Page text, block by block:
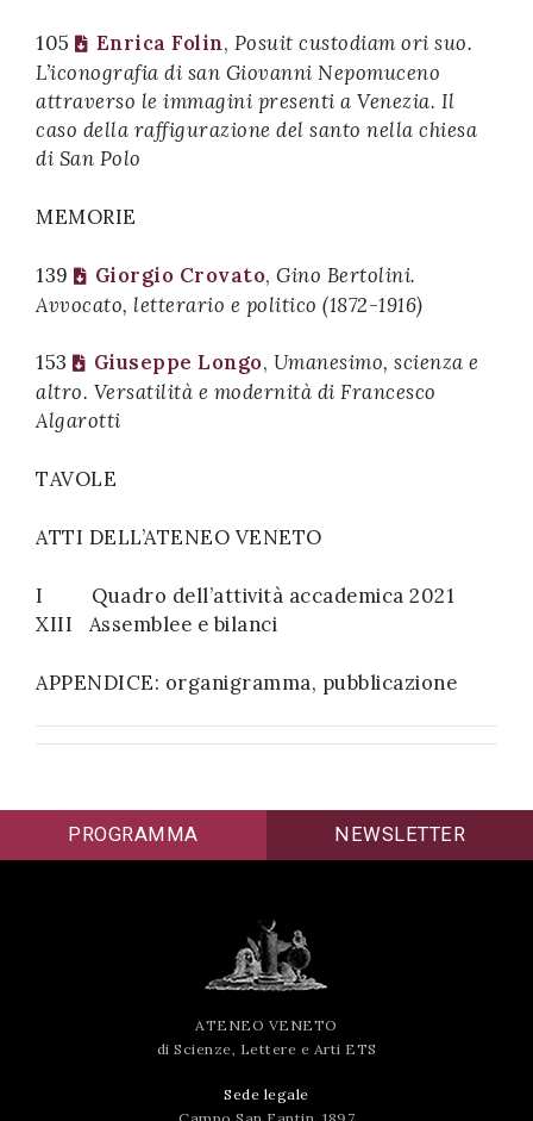
105 Enrica Folin, Posuit custodiam ori suo.
L’iconografia di san Giovanni Nepomuceno
attraverso le immagini presenti a Venezia. Il
caso della raffigurazione del santo nella chiesa
di San Polo
MEMORIE
139 Giorgio Crovato, Gino Bertolini.
Avvocato, letterario e politico (1872-1916)
153 Giuseppe Longo, Umanesimo, scienza e
altro. Versatilità e modernità di Francesco
Algarotti
TAVOLE
ATTI DELL’ATENEO VENETO
I Quadro dell’attività accademica 2021
XIII Assemblee e bilanci
APPENDICE: organigramma, pubblicazione
PROGRAMMA NEWSLETTER
ATENEO VENETO
di Scienze, Lettere e Arti ETS
Sede legale